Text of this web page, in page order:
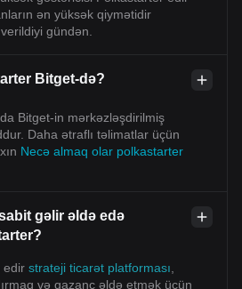
ən yüksək qiymətidir
gündən.
Bitget-də?
Bitget-in mərkəzləşdirilmiş
Daha ətraflı təlimatlar üçün
Necə almaq olar polkastarter
gəlir əldə edə
edir strateji ticarət platforması
və qazanc əldə etmək üçün